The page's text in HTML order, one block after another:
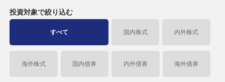
投資対象で絞り込む
すべて 国内株式 内外株式
海外株式 国内債券 内外債券 海外債券